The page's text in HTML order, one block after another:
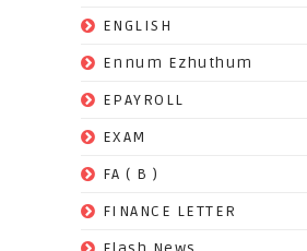
ENGLISH
Ennum Ezhuthum
EPAYROLL
EXAM
FA ( B )
FINANCE LETTER